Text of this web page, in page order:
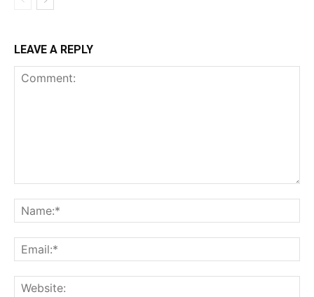
LEAVE A REPLY